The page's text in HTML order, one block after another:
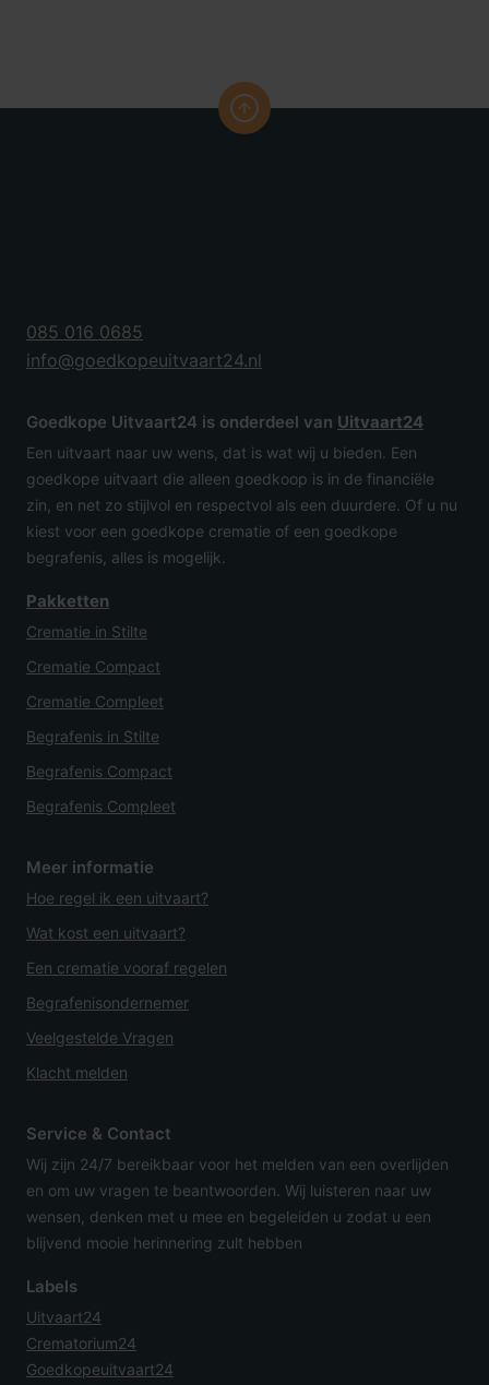
085 016 0685
info@goedkopeuitvaart24.nl
Goedkope Uitvaart24 is onderdeel van Uitvaart24
Een uitvaart naar uw wens, dat is wat wij u bieden. Een
goedkope uitvaart die alleen goedkoop is in de financiële
zin, en net zo stijlvol en respectvol als een duurdere. Of u nu
kiest voor een goedkope crematie of een goedkope
begrafenis, alles is mogelijk.
Pakketten
Crematie in Stilte
Crematie Compact
Crematie Compleet
Begrafenis in Stilte
Begrafenis Compact
Begrafenis Compleet
Meer informatie
Hoe regel ik een uitvaart?
Wat kost een uitvaart?
Een crematie vooraf regelen
Begrafenisondernemer
Veelgestelde Vragen
Klacht melden
Service & Contact
Wij zijn 24/7 bereikbaar voor het melden van een overlijden
en om uw vragen te beantwoorden. Wij luisteren naar uw
wensen, denken met u mee en begeleiden u zodat u een
blijvend mooie herinnering zult hebben
Labels
Uitvaart24
Crematorium24
Goedkopeuitvaart24